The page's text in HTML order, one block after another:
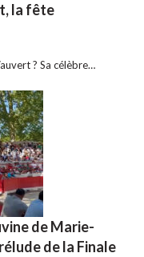
la fête
? Sa célèbre…
de Marie-
de la Finale